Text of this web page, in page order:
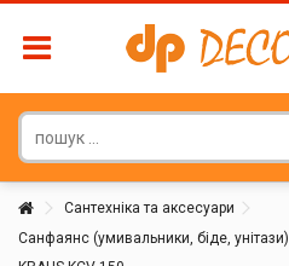
Сантехніка та аксесуари
Санфаянс (умивальники, біде, унітази)